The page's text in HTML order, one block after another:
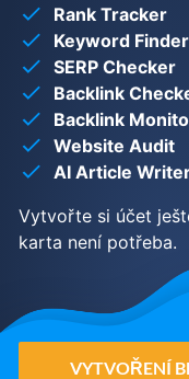
Rank Tracker
Keyword Finder
SERP Checker
Backlink
Backlink
Website Audit
AI Article
Vytvořte si účet
karta není potřeba.
VYTVOŘENÍ